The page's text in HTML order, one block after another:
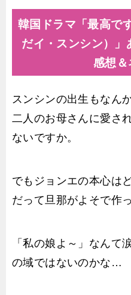
韓国ドラマ「最高で
だイ・スンシン）
感想＆
スンシンの出生もなん
二人のお母さんに愛さ
ないですか。
でもジョンエの本心は
だって旦那がよそで作
「私の娘よ～」なんて
の域ではないのかな…